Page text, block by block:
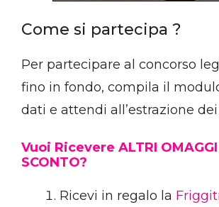
Come si partecipa ?
Per partecipare al concorso
fino in fondo, compila il
dati e attendi all’estrazione
Vuoi Ricevere ALTRI OMAGGI
SCONTO?
Ricevi in regalo la